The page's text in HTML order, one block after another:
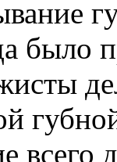
было
всего